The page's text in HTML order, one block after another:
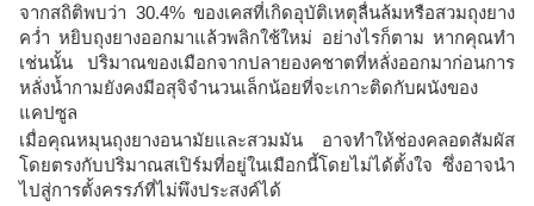
จากสถิติพบว่า 30.4% ของเคสที่เกิดอุบัติเหตุลื่นล้มหรือสวมถุงยาง
คว่ำ หยิบถุงยางออกมาแล้วพลิกใช้ใหม่ อย่างไรก็ตาม หากคุณทำ
เช่นนั้น ปริมาณของเมือกจากปลายองคชาตที่หลั่งออกมาก่อนการ
หลั่งน้ำกามยังคงมีอสุจิจำนวนเล็กน้อยที่จะเกาะติดกับผนังของ
แคปซูล
เมื่อคุณหมุนถุงยางอนามัยและสวมมัน อาจทำให้ช่องคลอดสัมผัส
โดยตรงกับปริมาณสเปิร์มที่อยู่ในเมือกนี้โดยไม่ได้ตั้งใจ ซึ่งอาจนำ
ไปสู่การตั้งครรภ์ที่ไม่พึงประสงค์ได้